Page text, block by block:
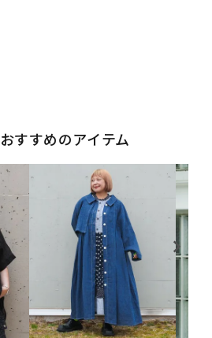
すすめのアイテム